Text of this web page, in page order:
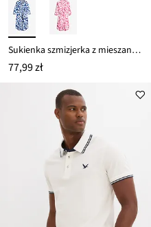
Sukienka szmizjerka z mieszanki bawełny
77,99 zł